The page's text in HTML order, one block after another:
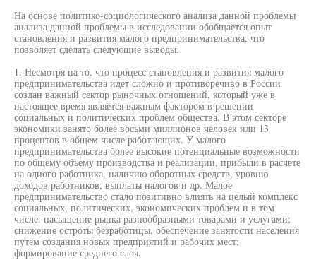
На основе политико-социологического анализа данной проблемы
анализа данной проблемы в исследовании обобщается опыт
становления и развития малого предпринимательства, что
позволяет сделать следующие выводы.
1. Несмотря на то, что процесс становления и развития малого
предпринимательства идет сложно и противоречиво в России
создан важный сектор рыночных отношений, который уже в
настоящее время является важным фактором в решении
социальных и политических проблем общества. В этом секторе
экономики занято более восьми миллионов человек или 13
процентов в общем числе работающих. У малого
предпринимательства более высокие потенциальные возможности
по общему объему производства и реализации, прибыли в расчете
на одного работника, наличию оборотных средств, уровню
доходов работников, выплаты налогов и др. Малое
предпринимательство стало позитивно влиять на целый комплекс
социальных, политических, экономических проблем и в том
числе: насыщение рынка разнообразными товарами и услугами;
снижение остроты безработицы, обеспечение занятости населения
путем создания новых предприятий и рабочих мест;
формирование среднего слоя.